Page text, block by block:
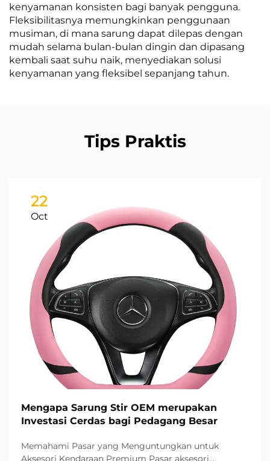
kenyamanan konsisten bagi banyak pengguna.
Fleksibilitasnya memungkinkan penggunaan
musiman, di mana sarung dapat dilepas dengan
mudah selama bulan-bulan dingin dan dipasang
kembali saat suhu naik, menyediakan solusi
kenyamanan yang fleksibel sepanjang tahun.
Tips Praktis
22
Oct
Mengapa Sarung Stir OEM merupakan
Investasi Cerdas bagi Pedagang Besar
Memahami Pasar yang Menguntungkan untuk
Aksesori Kendaraan Premium Pasar aksesori